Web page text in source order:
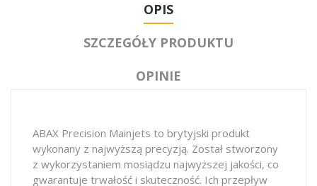
OPIS
SZCZEGÓŁY PRODUKTU
OPINIE
ABAX Precision Mainjets to brytyjski produkt
wykonany z najwyższą precyzją. Został stworzony
z wykorzystaniem mosiądzu najwyższej jakości, co
gwarantuje trwałość i skuteczność. Ich przepływ